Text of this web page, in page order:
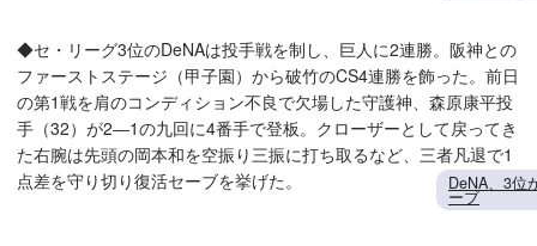
◆セ・リーグ3位のDeNAは投手戦を制し、巨人に2連勝。阪神との
ファーストステージ（甲子園）から破竹のCS4連勝を飾った。前日
の第1戦を肩のコンディション不良で欠場した守護神、森原康平投
手（32）が2―1の九回に4番手で登板。クローザーとして戻ってき
た右腕は先頭の岡本和を空振り三振に打ち取るなど、三者凡退で1
点差を守り切り復活セーブを挙げた。
DeNA、3
ーブ